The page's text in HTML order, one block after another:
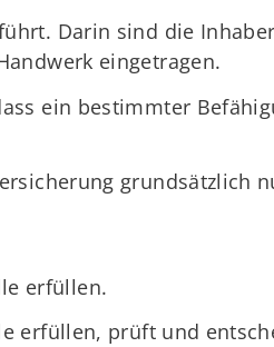
Darin sind die
eingetragen.
ein bestimmter
grundsätzlich
erfüllen.
erfüllen, prüft und